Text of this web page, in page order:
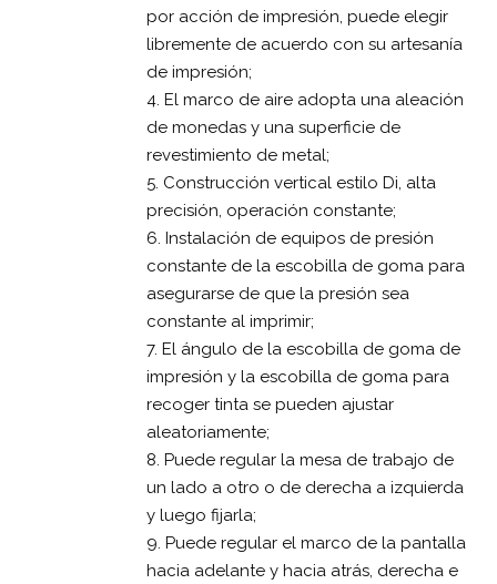
por acción de impresión, puede elegir
libremente de acuerdo con su artesanía
de impresión;
4. El marco de aire adopta una aleación
de monedas y una superficie de
revestimiento de metal;
5. Construcción vertical estilo Di, alta
precisión, operación constante;
6. Instalación de equipos de presión
constante de la escobilla de goma para
asegurarse de que la presión sea
constante al imprimir;
7. El ángulo de la escobilla de goma de
impresión y la escobilla de goma para
recoger tinta se pueden ajustar
aleatoriamente;
8. Puede regular la mesa de trabajo de
un lado a otro o de derecha a izquierda
y luego fijarla;
9. Puede regular el marco de la pantalla
hacia adelante y hacia atrás, derecha e